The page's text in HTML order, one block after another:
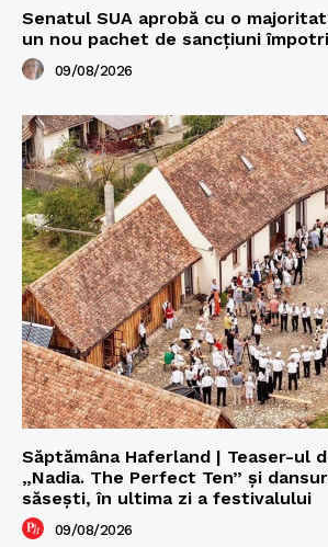
Senatul SUA aprobă cu o
un nou pachet de sancțiuni
09/08/2026
Săptămâna Haferland | Teaser-ul
„Nadia. The Perfect Ten” şi
săseşti, în ultima zi a festivalului
09/08/2026